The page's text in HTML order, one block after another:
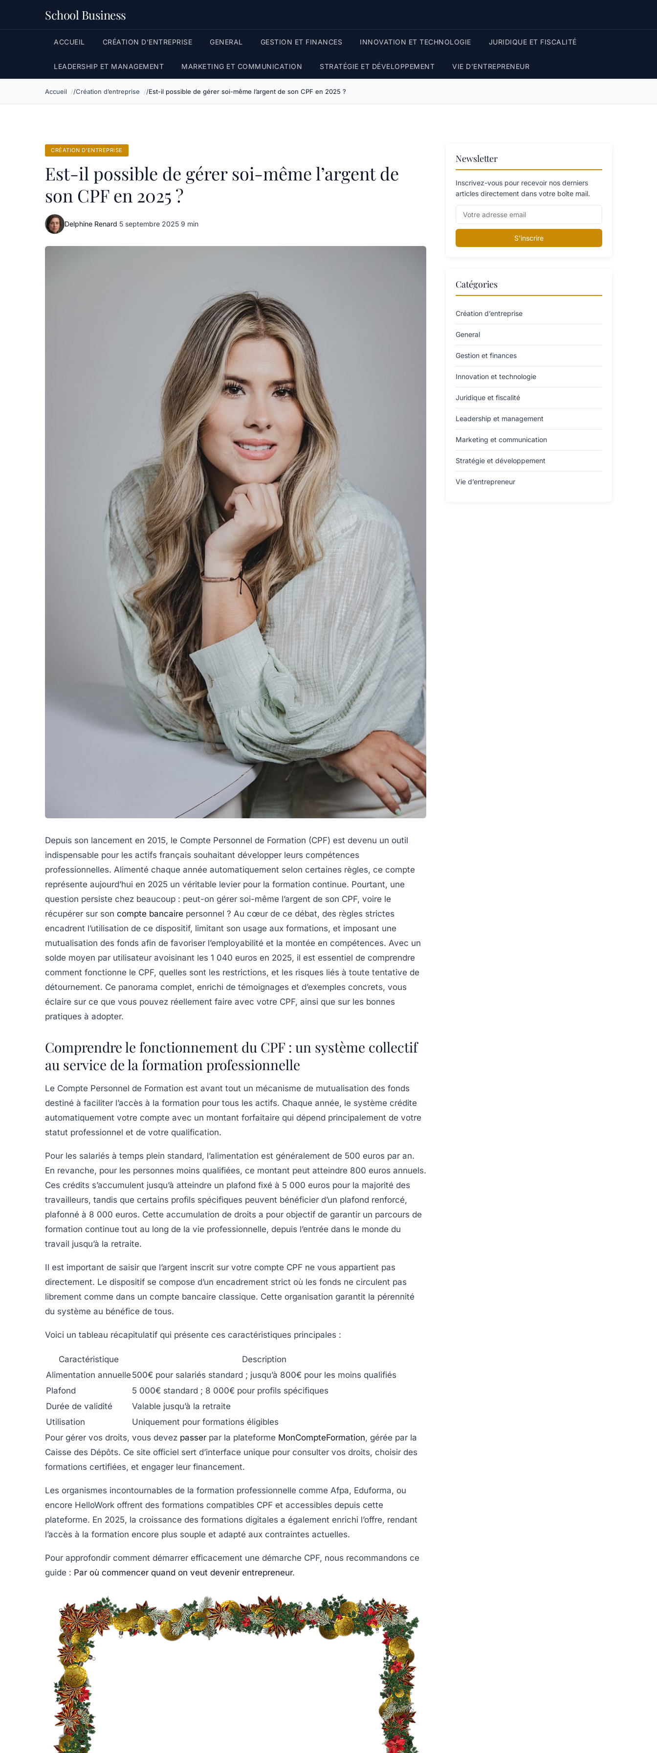
School Business
ACCUEIL CRÉATION D’ENTREPRISE GENERAL GESTION ET FINANCES INNOVATION ET TECHNOLOGIE JURIDIQUE ET FISCALITÉ
LEADERSHIP ET MANAGEMENT MARKETING ET COMMUNICATION STRATÉGIE ET DÉVELOPPEMENT VIE D’ENTREPRENEUR
Accueil Création d’entreprise Est-il possible de gérer soi-même l’argent de son CPF en 2025 ?
CRÉATION D’ENTREPRISE
Est-il possible de gérer soi-même l’argent de
son CPF en 2025 ?
Delphine Renard·5 septembre 2025·9 min
Depuis son lancement en 2015, le Compte Personnel de Formation (CPF) est devenu un outil
indispensable pour les actifs français souhaitant développer leurs compétences
professionnelles. Alimenté chaque année automatiquement selon certaines règles, ce compte
représente aujourd’hui en 2025 un véritable levier pour la formation continue. Pourtant, une
question persiste chez beaucoup : peut-on gérer soi-même l’argent de son CPF, voire le
récupérer sur son compte bancaire personnel ? Au cœur de ce débat, des règles strictes
encadrent l’utilisation de ce dispositif, limitant son usage aux formations, et imposant une
mutualisation des fonds afin de favoriser l’employabilité et la montée en compétences. Avec un
solde moyen par utilisateur avoisinant les 1 040 euros en 2025, il est essentiel de comprendre
comment fonctionne le CPF, quelles sont les restrictions, et les risques liés à toute tentative de
détournement. Ce panorama complet, enrichi de témoignages et d’exemples concrets, vous
éclaire sur ce que vous pouvez réellement faire avec votre CPF, ainsi que sur les bonnes
pratiques à adopter.
Comprendre le fonctionnement du CPF : un système collectif
au service de la formation professionnelle
Le Compte Personnel de Formation est avant tout un mécanisme de mutualisation des fonds
destiné à faciliter l’accès à la formation pour tous les actifs. Chaque année, le système crédite
automatiquement votre compte avec un montant forfaitaire qui dépend principalement de votre
statut professionnel et de votre qualification.
Pour les salariés à temps plein standard, l’alimentation est généralement de 500 euros par an.
En revanche, pour les personnes moins qualifiées, ce montant peut atteindre 800 euros annuels.
Ces crédits s’accumulent jusqu’à atteindre un plafond fixé à 5 000 euros pour la majorité des
travailleurs, tandis que certains profils spécifiques peuvent bénéficier d’un plafond renforcé,
plafonné à 8 000 euros. Cette accumulation de droits a pour objectif de garantir un parcours de
formation continue tout au long de la vie professionnelle, depuis l’entrée dans le monde du
travail jusqu’à la retraite.
Il est important de saisir que l’argent inscrit sur votre compte CPF ne vous appartient pas
directement. Le dispositif se compose d’un encadrement strict où les fonds ne circulent pas
librement comme dans un compte bancaire classique. Cette organisation garantit la pérennité
du système au bénéfice de tous.
Voici un tableau récapitulatif qui présente ces caractéristiques principales :
Caractéristique
Description
Alimentation annuelle 500€ pour salariés standard ; jusqu’à 800€ pour les moins qualifiés
Plafond
5 000€ standard ; 8 000€ pour profils spécifiques
Durée de validité
Valable jusqu’à la retraite
Utilisation
Uniquement pour formations éligibles
Pour gérer vos droits, vous devez passer par la plateforme MonCompteFormation, gérée par la
Caisse des Dépôts. Ce site officiel sert d’interface unique pour consulter vos droits, choisir des
formations certifiées, et engager leur financement.
Les organismes incontournables de la formation professionnelle comme Afpa, Eduforma, ou
encore HelloWork offrent des formations compatibles CPF et accessibles depuis cette
plateforme. En 2025, la croissance des formations digitales a également enrichi l’offre, rendant
l’accès à la formation encore plus souple et adapté aux contraintes actuelles.
Pour approfondir comment démarrer efficacement une démarche CPF, nous recommandons ce
guide : Par où commencer quand on veut devenir entrepreneur.
Newsletter
Inscrivez-vous pour recevoir nos derniers
articles directement dans votre boîte mail.
S'inscrire
Catégories
Création d’entreprise
General
Gestion et finances
Innovation et technologie
Juridique et fiscalité
Leadership et management
Marketing et communication
Stratégie et développement
Vie d’entrepreneur